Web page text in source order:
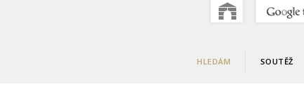
.
HLEDÁM SOUTĚŽ